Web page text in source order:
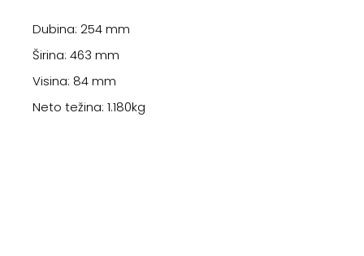
Dubina: 254 mm
Širina: 463 mm
Visina: 84 mm
Neto težina: 1.180kg